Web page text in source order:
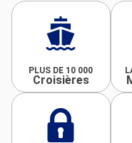
PLUS DE 10 000
Croisières